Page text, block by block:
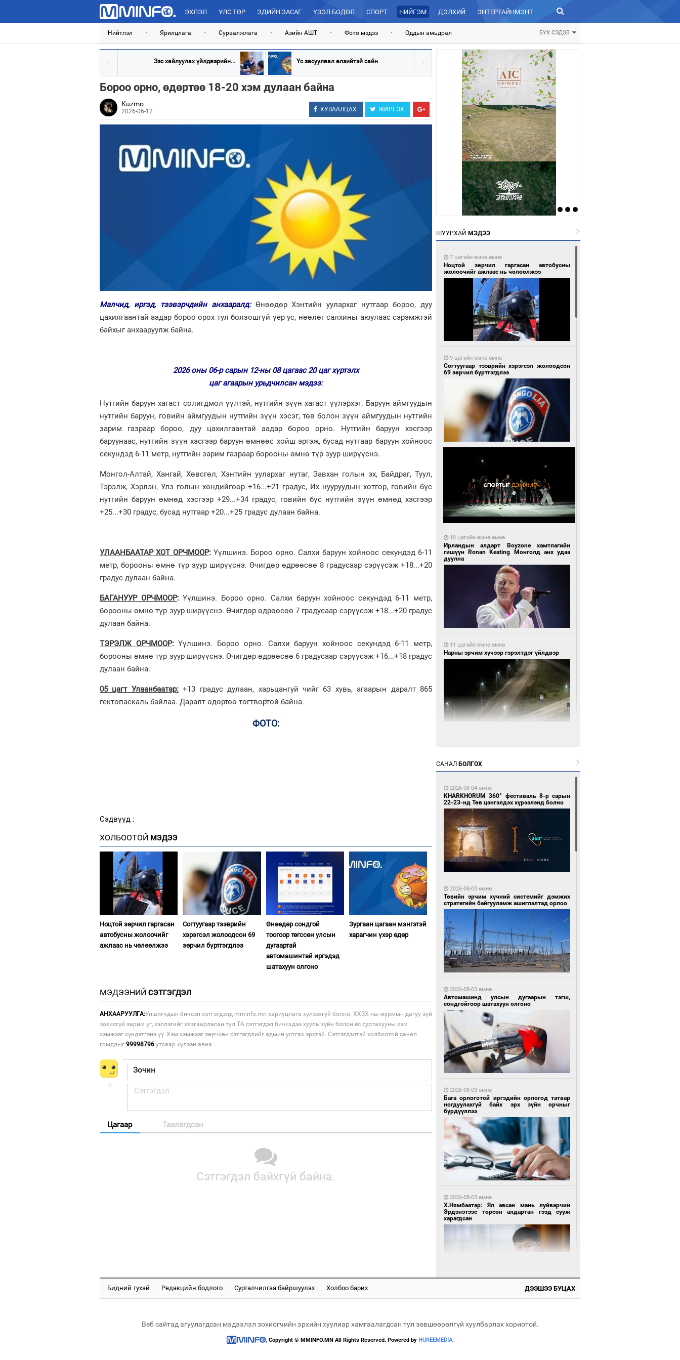
ЭХЛЭЛ УЛС ТӨР ЭДИЙН ЗАСАГ ҮЗЭЛ БОДОЛ СПОРТ НИЙГЭМ ДЭЛХИЙ ЭНТЕРТАЙНМЭНТ ЗУРХАЙ
Нийтлэл • Ярилцлага • Сурвалжлага • Азийн АШТ • Фото мэдээ • Оддын амьдрал БҮХ СЭДЭВ
Зэс хайлуулах үйлдвэрийн... Үс засуулвал өлзийтэй сайн
Бороо орно, өдөртөө 18-20 хэм дулаан байна
Kuzmo
2026-06-12 ХУВААЛЦАХ ЖИРГЭХ
Малчид, иргэд, тээвэрчдийн анхааралд: Өнөөдөр Хэнтийн уулархаг нутгаар бороо, дуу
цахилгаантай аадар бороо орох тул болзошгүй үер ус, нөөлөг салхины аюулаас сэрэмжтэй
байхыг анхааруулж байна.
2026 оны 06-р сарын 12-ны 08 цагаас 20 цаг хүртэлх
​​​​​​​цаг агаарын урьдчилсан мэдээ:
Нутгийн баруун хагаст солигдмол үүлтэй, нутгийн зүүн хагаст үүлэрхэг. Баруун аймгуудын
нутгийн баруун, говийн аймгуудын нутгийн зүүн хэсэг, төв болон зүүн аймгуудын нутгийн
зарим газраар бороо, дуу цахилгаантай аадар бороо орно. Нутгийн баруун хэсгээр
баруунаас, нутгийн зүүн хэсгээр баруун өмнөөс хойш эргэж, бусад нутгаар баруун хойноос
секундэд 6-11 метр, нутгийн зарим газраар борооны өмнө түр зуур ширүүснэ.
Монгол-Алтай, Хангай, Хөвсгөл, Хэнтийн уулархаг нутаг, Завхан голын эх, Байдраг, Туул,
Тэрэлж, Хэрлэн, Улз голын хөндийгөөр +16...+21 градус, Их нууруудын хотгор, говийн бүс
нутгийн баруун өмнөд хэсгээр +29...+34 градус, говийн бүс нутгийн зүүн өмнөд хэсгээр
+25...+30 градус, бусад нутгаар +20...+25 градус дулаан байна.
УЛААНБААТАР ХОТ ОРЧМООР: Үүлшинэ. Бороо орно. Салхи баруун хойноос секундэд 6-11
метр, борооны өмнө түр зуур ширүүснэ. Өчигдөр өдрөөсөө 8 градусаар сэрүүсэж +18...+20
градус дулаан байна.
БАГАНУУР ОРЧМООР:Үүлшинэ. Бороо орно. Салхи баруун хойноос секундэд 6-11 метр,
борооны өмнө түр зуур ширүүснэ. Өчигдөр өдрөөсөө 7 градусаар сэрүүсэж +18...+20 градус
дулаан байна.
ТЭРЭЛЖ ОРЧМООР:Үүлшинэ. Бороо орно. Салхи баруун хойноос секундэд 6-11 метр,
борооны өмнө түр зуур ширүүснэ. Өчигдөр өдрөөсөө 6 градусаар сэрүүсэж +16...+18 градус
дулаан байна.
05 цагт Улаанбаатар:+13 градус дулаан, харьцангуй чийг 63 хувь, агаарын даралт 865
гектопаскаль байлаа. Даралт өдөртөө тогтвортой байна.
ФОТО:
Сэдвүүд :
ХОЛБООТОЙ МЭДЭЭ
Ноцтой зөрчил гаргасан
автобусны жолоочийг
ажлаас нь чөлөөлжээ
Согтуугаар тээврийн
хэрэгсэл жолоодсон 69
зөрчил бүртгэгдлээ
Өнөөдөр сондгой
тоогоор төгссөн улсын
дугаартай
автомашинтай иргэдэд
шатахуун олгоно
Зургаан цагаан мэнгэтэй
харагчин үхэр өдөр
МЭДЭЭНИЙ СЭТГЭГДЭЛ
АНХААРУУЛГА:Уншигчдын бичсэн сэтгэгдэлд mminfo.mn хариуцлага хүлээхгүй болно. ХХЗХ-ны журмын дагуу зүй
зохисгүй зарим үг, хэллэгийг хязгаарласан тул ТА сэтгэгдэл бичихдээ хууль зүйн болон ёс суртахууны хэм
хэмжээг хүндэтгэнэ үү. Хэм хэмжээг зөрчсөн сэтгэгдлийг админ устгах эрхтэй. Сэтгэгдэлтэй холбоотой санал
гомдлыг 99998796 утсаар хүлээн авна.
Цагаар Таалагдсан
Сэтгэгдэл байхгүй байна.
ШУУРХАЙ МЭДЭЭ
7 цагийн өмнө өмнө
Ноцтой зөрчил гаргасан автобусны
жолоочийг ажлаас нь чөлөөлжээ
9 цагийн өмнө өмнө
Согтуугаар тээврийн хэрэгсэл жолоодсон
69 зөрчил бүртгэгдлээ
10 цагийн өмнө өмнө
Ирландын алдарт Boyzone хамтлагийн
гишүүн Ronan Keating Монголд анх удаа
дуулна
11 цагийн өмнө өмнө
Нарны эрчим хүчээр гэрэлтдэг үйлдвэр
11 цагийн өмнө өмнө
Өнөөдөр сондгой тоогоор төгссөн улсын
дугаартай автомашинтай иргэдэд шатахуун
олгоно
12 цагийн өмнө өмнө
УИХ-ын дарга С.Бямбацогт Сутай хайрхны
тэнгэрийг тахих тахилгад оролцлоо
12 цагийн өмнө өмнө
Зургаан цагаан мэнгэтэй харагчин үхэр
өдөр
12 цагийн өмнө өмнө
Бороо орохгүй, өдөртөө 28-30 хэм дулаан
байна
САНАЛ БОЛГОХ
2026-08-04 өмнө
KHARKHORUM 360° фестиваль 8-р сарын
22-23-нд Төв цэнгэлдэх хүрээлэнд болно
2026-08-03 өмнө
Төвийн эрчим хүчний системийг дэмжих
стратегийн байгууламж ашиглалтад орлоо
2026-08-03 өмнө
Автомашинд улсын дугаарын тэгш,
сондгойгоор шатахуун олгоно
2026-08-03 өмнө
Бага орлоготой иргэдийн орлогод татвар
ногдуулахгүй байх эрх зүйн орчныг
бүрдүүллээ
2026-08-03 өмнө
Х.Нямбаатар: Ял авсан мань луйварчин
Эрдэнэтээс төрсөн алдартан гээд сууж
харагдсан
Бидний тухай Редакцийн бодлого Сурталчилгаа байршуулах Холбоо барих ДЭЭШЭЭ БУЦАХ
Веб сайтад агуулагдсан мэдээлэл зохиогчийн эрхийн хуулиар хамгаалагдсан тул зөвшөөрөлгүй хуулбарлах хориотой.
Copyright © MMINFO.MN All Rights Reserved. Powered by HUREEMEDIA.